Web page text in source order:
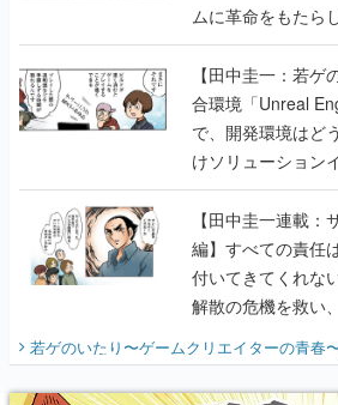
ムに革命をもたら
のいたり】
【田中圭一：若
合環境「Unreal
で、開発環境はど
けソリューション
に行って、より理
【田中圭一連載：
編】すべての責任
付いてきてくれな
解散の危機を救い
『少年ジャンプ』
り】
若ゲのいたり〜ゲームクリエイターの青春